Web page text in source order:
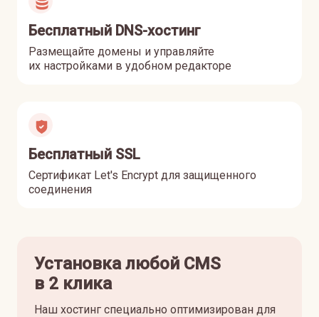
Бесплатный DNS-хостинг
Размещайте домены и управляйте
их настройками в удобном редакторе
Бесплатный SSL
Сертификат Let's Encrypt для защищенного
соединения
Установка любой CMS
в 2 клика
Наш хостинг специально оптимизирован для